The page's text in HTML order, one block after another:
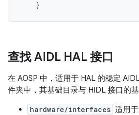
查找 AIDL HAL 接口
在 AOSP 中，适用于 HAL 的稳定
件夹中，其基础目录与 HIDL 接口的
hardware/interfaces 适用